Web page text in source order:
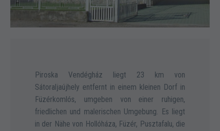
Piroska Vendégház liegt 23 km von
Sátoraljaújhely entfernt in einem kleinen Dorf in
Füzérkomlós, umgeben von einer ruhigen,
friedlichen und malerischen Umgebung. Es liegt
in der Nähe von Hollóháza, Füzér, Pusztafalu, die